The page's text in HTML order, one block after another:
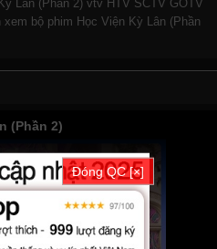
Lân (Phần 2) vtv HTV SCTV GOTV
bộ phim Học Viện Kỳ Lân (Phần
(Phần 2)
Đóng QC [×]